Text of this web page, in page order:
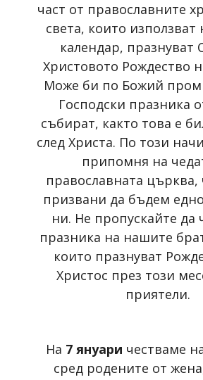
част от православните
света, които
календар, празнуват
Христовото Рождество
Може би по Божий
Господски празника
събират, както това е
след Христа. По този
припомня на
православната църква,
призвани да бъдем
ни. Не пропускайте да
празника на нашите
които празнуват
Христос през този
приятели.
На 7 януари честваме
сред родените от